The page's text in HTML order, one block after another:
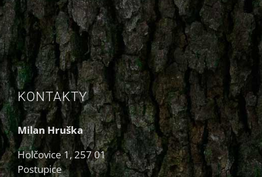
KONTAKTY
Milan Hruška
Holčovice 1, 257 01
Postupice